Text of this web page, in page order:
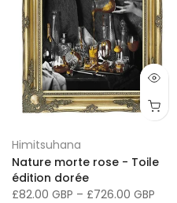
Himitsuhana
Nature morte rose - Toile
édition dorée
£82.00 GBP – £726.00 GBP